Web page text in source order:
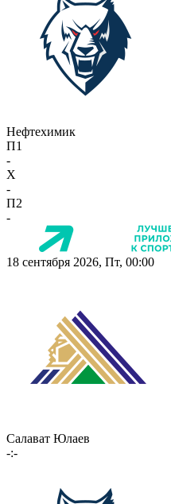
Нефтехимик
П1
-
X
-
П2
-
18 сентября 2026, Пт, 00:00
Салават Юлаев
-:-